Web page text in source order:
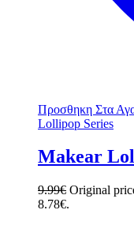
Προσθηκη Στα
Lollipop Series
Makear
9.99€ Original
8.78€.